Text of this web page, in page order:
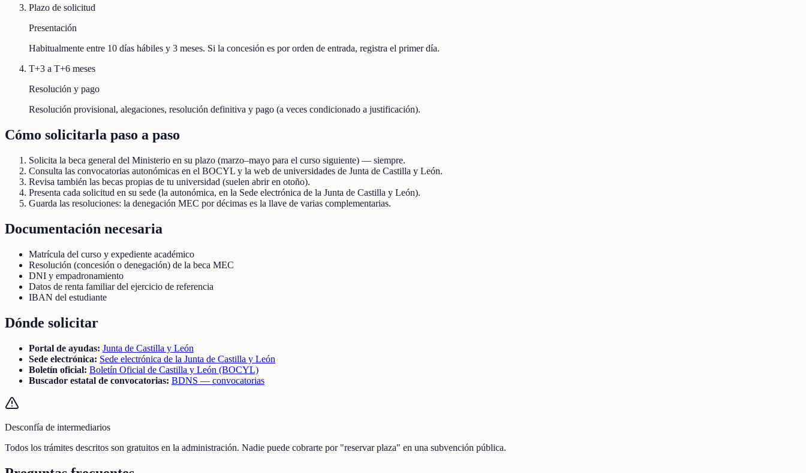
Plazo de solicitud
Presentación
Habitualmente entre 10 días hábiles y 3 meses. Si la concesión es por orden de entrada, registra el primer día.
T+3 a T+6 meses
Resolución y pago
Resolución provisional, alegaciones, resolución definitiva y pago (a veces condicionado a justificación).
Cómo solicitarla paso a paso
Solicita la beca general del Ministerio en su plazo (marzo–mayo para el curso siguiente) — siempre.
Consulta las convocatorias autonómicas en el BOCYL y la web de universidades de Junta de Castilla y León.
Revisa también las becas propias de tu universidad (suelen abrir en otoño).
Presenta cada solicitud en su sede (la autonómica, en la Sede electrónica de la Junta de Castilla y León).
Guarda las resoluciones: la denegación MEC por décimas es la llave de varias complementarias.
Documentación necesaria
Matrícula del curso y expediente académico
Resolución (concesión o denegación) de la beca MEC
DNI y empadronamiento
Datos de renta familiar del ejercicio de referencia
IBAN del estudiante
Dónde solicitar
Portal de ayudas: Junta de Castilla y León
Sede electrónica: Sede electrónica de la Junta de Castilla y León
Boletín oficial: Boletín Oficial de Castilla y León (BOCYL)
Buscador estatal de convocatorias: BDNS — convocatorias
Desconfía de intermediarios
Todos los trámites descritos son gratuitos en la administración. Nadie puede cobrarte por "reservar plaza" en una subvención pública.